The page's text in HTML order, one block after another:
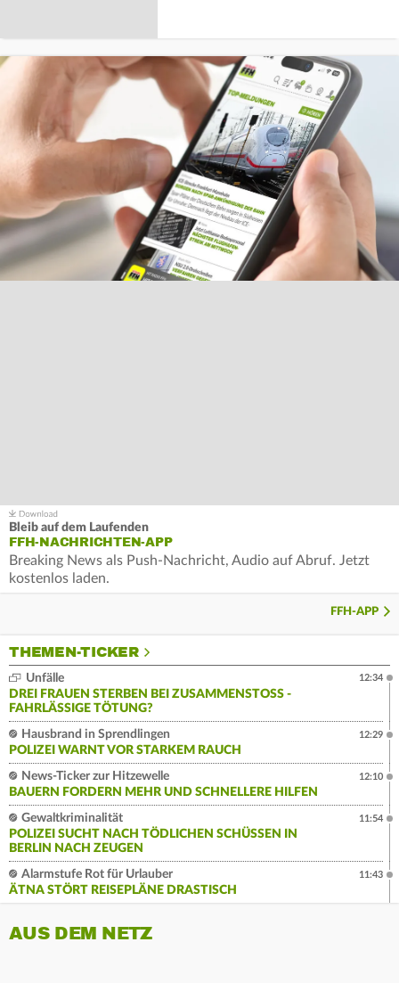
Bleib auf dem Laufenden
FFH-NACHRICHTEN-APP
Breaking News als Push-Nachricht, Audio auf Abruf. Jetzt
kostenlos laden.
FFH-APP
THEMEN-TICKER
Unfälle
DREI FRAUEN STERBEN BEI ZUSAMMENSTOSS - F
AHRLÄSSIGE TÖTUNG?
12:34
Hausbrand in Sprendlingen
POLIZEI WARNT VOR STARKEM RAUCH
12:29
News-Ticker zur Hitzewelle
BAUERN FORDERN MEHR UND SCHNELLERE HILFEN
12:10
Gewaltkriminalität
POLIZEI SUCHT NACH TÖDLICHEN SCHÜSSEN IN
BERLIN NACH ZEUGEN
11:54
Alarmstufe Rot für Urlauber
ÄTNA STÖRT REISEPLÄNE DRASTISCH
11:43
AUS DEM NETZ